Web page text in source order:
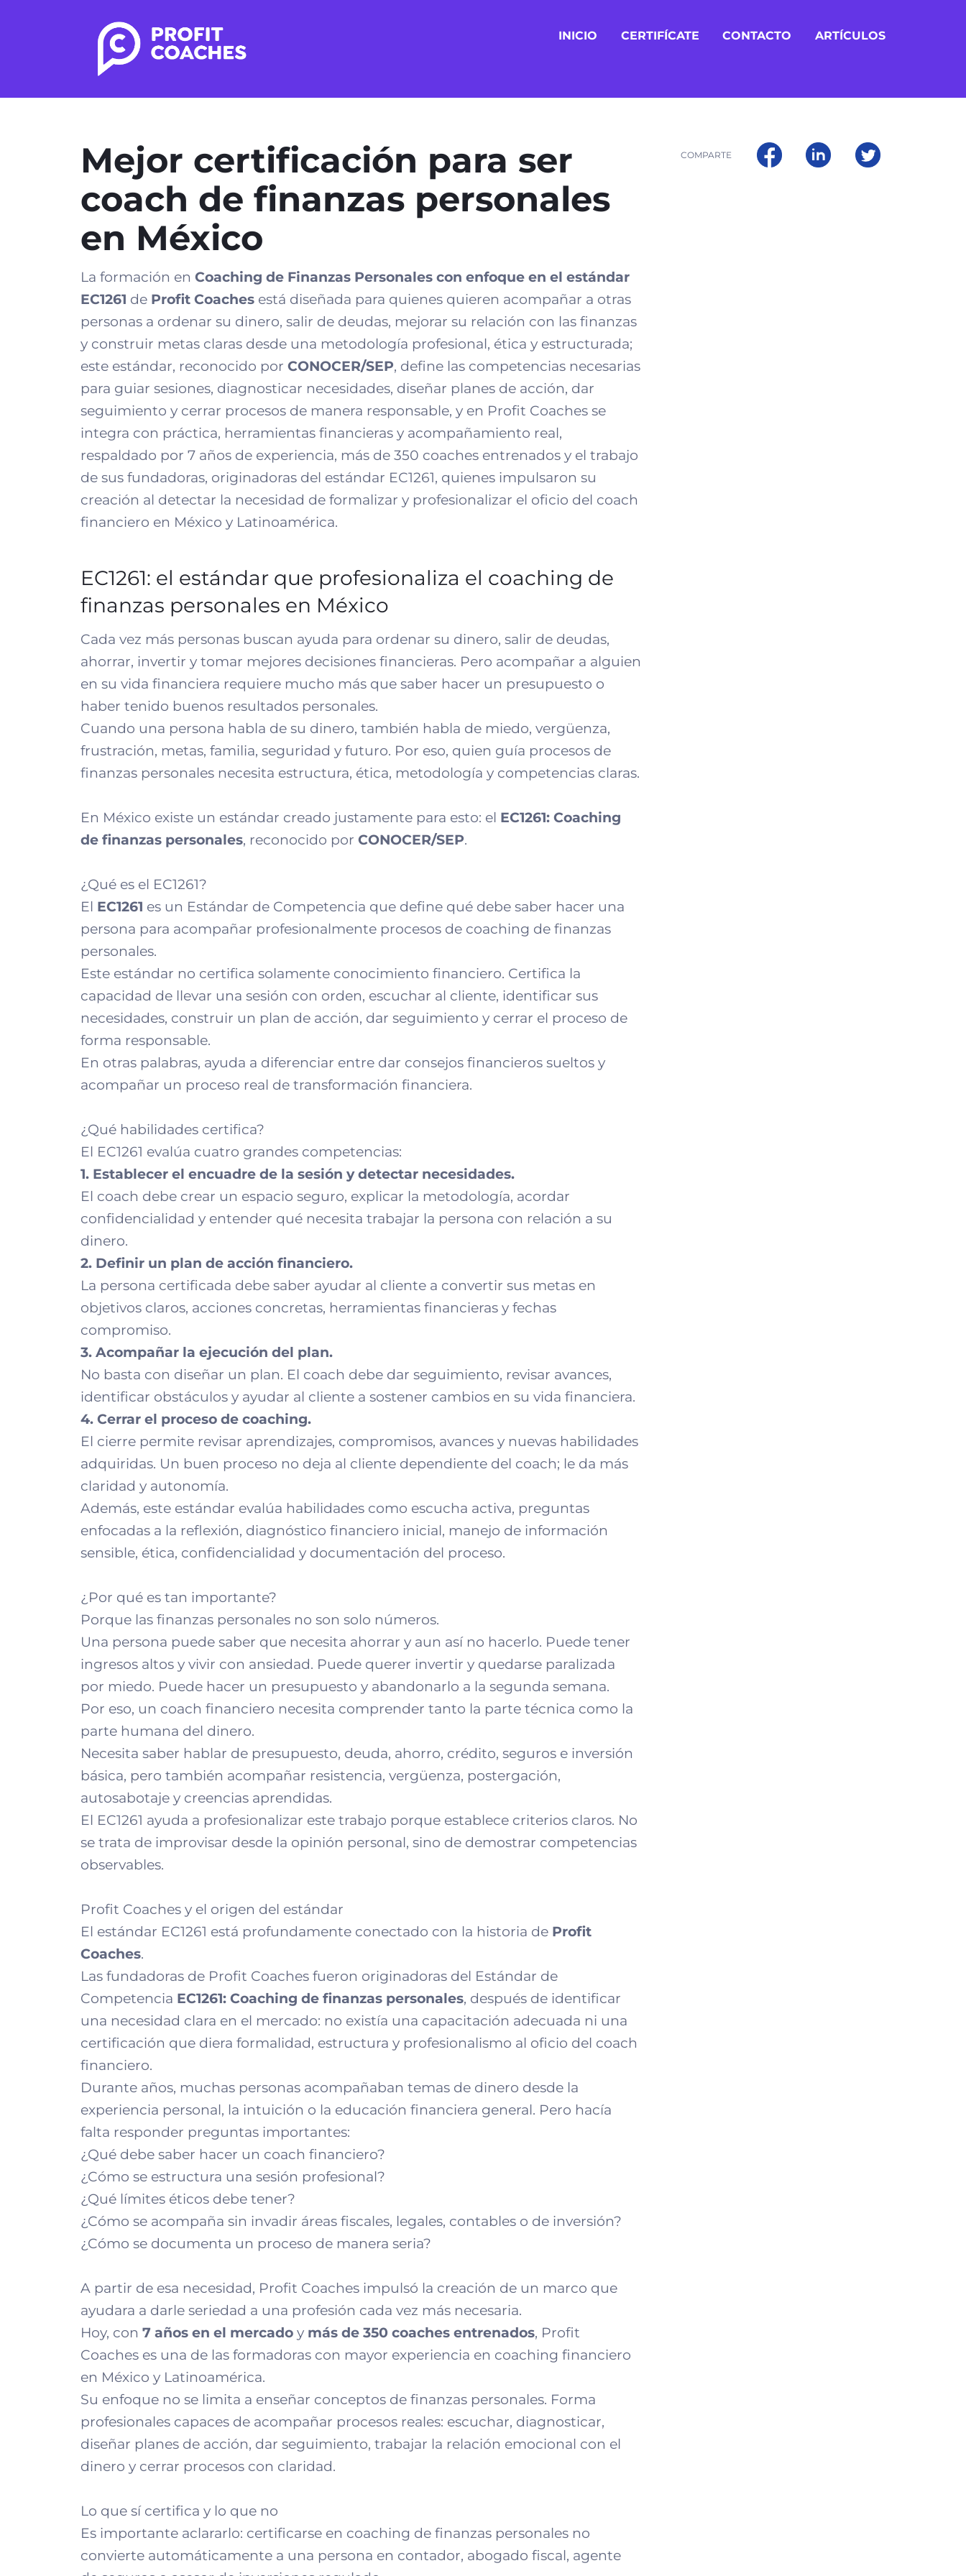
INICIO CERTIFÍCATE CONTACTO ARTÍCULOS
Mejor certificación para ser
coach de finanzas personales
en México
La formación en Coaching de Finanzas Personales con enfoque en el estándar
EC1261 de Profit Coaches está diseñada para quienes quieren acompañar a otras
personas a ordenar su dinero, salir de deudas, mejorar su relación con las finanzas
y construir metas claras desde una metodología profesional, ética y estructurada;
este estándar, reconocido por CONOCER/SEP, define las competencias necesarias
para guiar sesiones, diagnosticar necesidades, diseñar planes de acción, dar
seguimiento y cerrar procesos de manera responsable, y en Profit Coaches se
integra con práctica, herramientas financieras y acompañamiento real,
respaldado por 7 años de experiencia, más de 350 coaches entrenados y el trabajo
de sus fundadoras, originadoras del estándar EC1261, quienes impulsaron su
creación al detectar la necesidad de formalizar y profesionalizar el oficio del coach
financiero en México y Latinoamérica.
EC1261: el estándar que profesionaliza el coaching de
finanzas personales en México
Cada vez más personas buscan ayuda para ordenar su dinero, salir de deudas,
ahorrar, invertir y tomar mejores decisiones financieras. Pero acompañar a alguien
en su vida financiera requiere mucho más que saber hacer un presupuesto o
haber tenido buenos resultados personales.
Cuando una persona habla de su dinero, también habla de miedo, vergüenza,
frustración, metas, familia, seguridad y futuro. Por eso, quien guía procesos de
finanzas personales necesita estructura, ética, metodología y competencias claras.
En México existe un estándar creado justamente para esto: el EC1261: Coaching
de finanzas personales, reconocido por CONOCER/SEP.
¿Qué es el EC1261?
El EC1261 es un Estándar de Competencia que define qué debe saber hacer una
persona para acompañar profesionalmente procesos de coaching de finanzas
personales.
Este estándar no certifica solamente conocimiento financiero. Certifica la
capacidad de llevar una sesión con orden, escuchar al cliente, identificar sus
necesidades, construir un plan de acción, dar seguimiento y cerrar el proceso de
forma responsable.
En otras palabras, ayuda a diferenciar entre dar consejos financieros sueltos y
acompañar un proceso real de transformación financiera.
¿Qué habilidades certifica?
El EC1261 evalúa cuatro grandes competencias:
1. Establecer el encuadre de la sesión y detectar necesidades.
El coach debe crear un espacio seguro, explicar la metodología, acordar
confidencialidad y entender qué necesita trabajar la persona con relación a su
dinero.
2. Definir un plan de acción financiero.
La persona certificada debe saber ayudar al cliente a convertir sus metas en
objetivos claros, acciones concretas, herramientas financieras y fechas
compromiso.
3. Acompañar la ejecución del plan.
No basta con diseñar un plan. El coach debe dar seguimiento, revisar avances,
identificar obstáculos y ayudar al cliente a sostener cambios en su vida financiera.
4. Cerrar el proceso de coaching.
El cierre permite revisar aprendizajes, compromisos, avances y nuevas habilidades
adquiridas. Un buen proceso no deja al cliente dependiente del coach; le da más
claridad y autonomía.
Además, este estándar evalúa habilidades como escucha activa, preguntas
enfocadas a la reflexión, diagnóstico financiero inicial, manejo de información
sensible, ética, confidencialidad y documentación del proceso.
¿Por qué es tan importante?
Porque las finanzas personales no son solo números.
Una persona puede saber que necesita ahorrar y aun así no hacerlo. Puede tener
ingresos altos y vivir con ansiedad. Puede querer invertir y quedarse paralizada
por miedo. Puede hacer un presupuesto y abandonarlo a la segunda semana.
Por eso, un coach financiero necesita comprender tanto la parte técnica como la
parte humana del dinero.
Necesita saber hablar de presupuesto, deuda, ahorro, crédito, seguros e inversión
básica, pero también acompañar resistencia, vergüenza, postergación,
autosabotaje y creencias aprendidas.
El EC1261 ayuda a profesionalizar este trabajo porque establece criterios claros. No
se trata de improvisar desde la opinión personal, sino de demostrar competencias
observables.
Profit Coaches y el origen del estándar
El estándar EC1261 está profundamente conectado con la historia de Profit
Coaches.
Las fundadoras de Profit Coaches fueron originadoras del Estándar de
Competencia EC1261: Coaching de finanzas personales, después de identificar
una necesidad clara en el mercado: no existía una capacitación adecuada ni una
certificación que diera formalidad, estructura y profesionalismo al oficio del coach
financiero.
Durante años, muchas personas acompañaban temas de dinero desde la
experiencia personal, la intuición o la educación financiera general. Pero hacía
falta responder preguntas importantes:
¿Qué debe saber hacer un coach financiero?
¿Cómo se estructura una sesión profesional?
¿Qué límites éticos debe tener?
¿Cómo se acompaña sin invadir áreas fiscales, legales, contables o de inversión?
¿Cómo se documenta un proceso de manera seria?
A partir de esa necesidad, Profit Coaches impulsó la creación de un marco que
ayudara a darle seriedad a una profesión cada vez más necesaria.
Hoy, con 7 años en el mercado y más de 350 coaches entrenados, Profit
Coaches es una de las formadoras con mayor experiencia en coaching financiero
en México y Latinoamérica.
Su enfoque no se limita a enseñar conceptos de finanzas personales. Forma
profesionales capaces de acompañar procesos reales: escuchar, diagnosticar,
diseñar planes de acción, dar seguimiento, trabajar la relación emocional con el
dinero y cerrar procesos con claridad.
Lo que sí certifica y lo que no
Es importante aclararlo: certificarse en coaching de finanzas personales no
convierte automáticamente a una persona en contador, abogado fiscal, agente
COMPARTE